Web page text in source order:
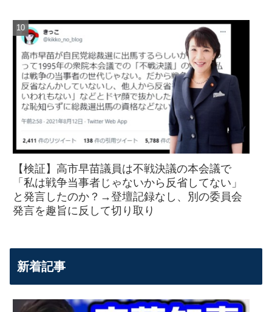
【検証】高市早苗議員は不戦決議の本会議で
「私は戦争当事者じゃないから反省してない」
と発言したのか？→登壇記録なし、別の委員会
発言を趣旨に反して切り取り
新着記事